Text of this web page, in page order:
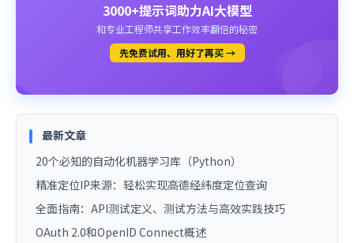
3000+提示词助力AI大模型
和专业工程师共享工作效率翻倍的秘密
先免费试用、用好了再买 →
最新文章
20个必知的自动化机器学习库（Python）
精准定位IP来源：轻松实现高德经纬度定位查询
全面指南：API测试定义、测试方法与高效实践技巧
OAuth 2.0和OpenID Connect概述